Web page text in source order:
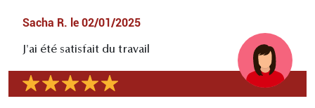
Sacha R. le 02/01/2025
J'ai été satisfait du travail